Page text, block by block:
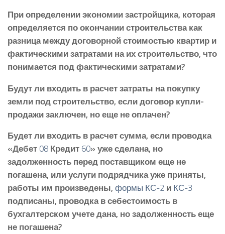
При определении экономии застройщика, которая
определяется по окончании строительства как
разница между договорной стоимостью квартир и
фактическими затратами на их строительство, что
понимается под фактическими затратами?
Будут ли входить в расчет затраты на покупку
земли под строительство, если договор купли-
продажи заключен, но еще не оплачен?
Будет ли входить в расчет сумма, если проводка
«Дебет 08 Кредит 60» уже сделана, но
задолженность перед поставщиком еще не
погашена, или услуги подрядчика уже приняты,
работы им произведены, формы КС-2 и КС-3
подписаны, проводка в себестоимость в
бухгалтерском учете дана, но задолженность еще
не погашена?